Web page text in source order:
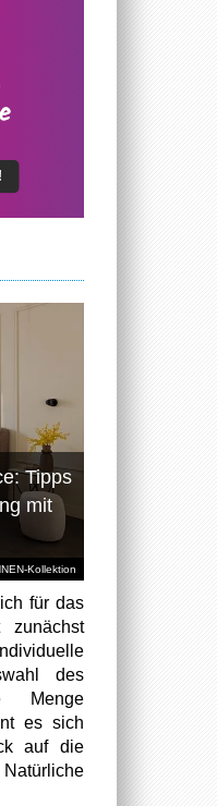
Kollektion
Tipps
mit
für das
zunächst
des
Menge
es sich
auf die